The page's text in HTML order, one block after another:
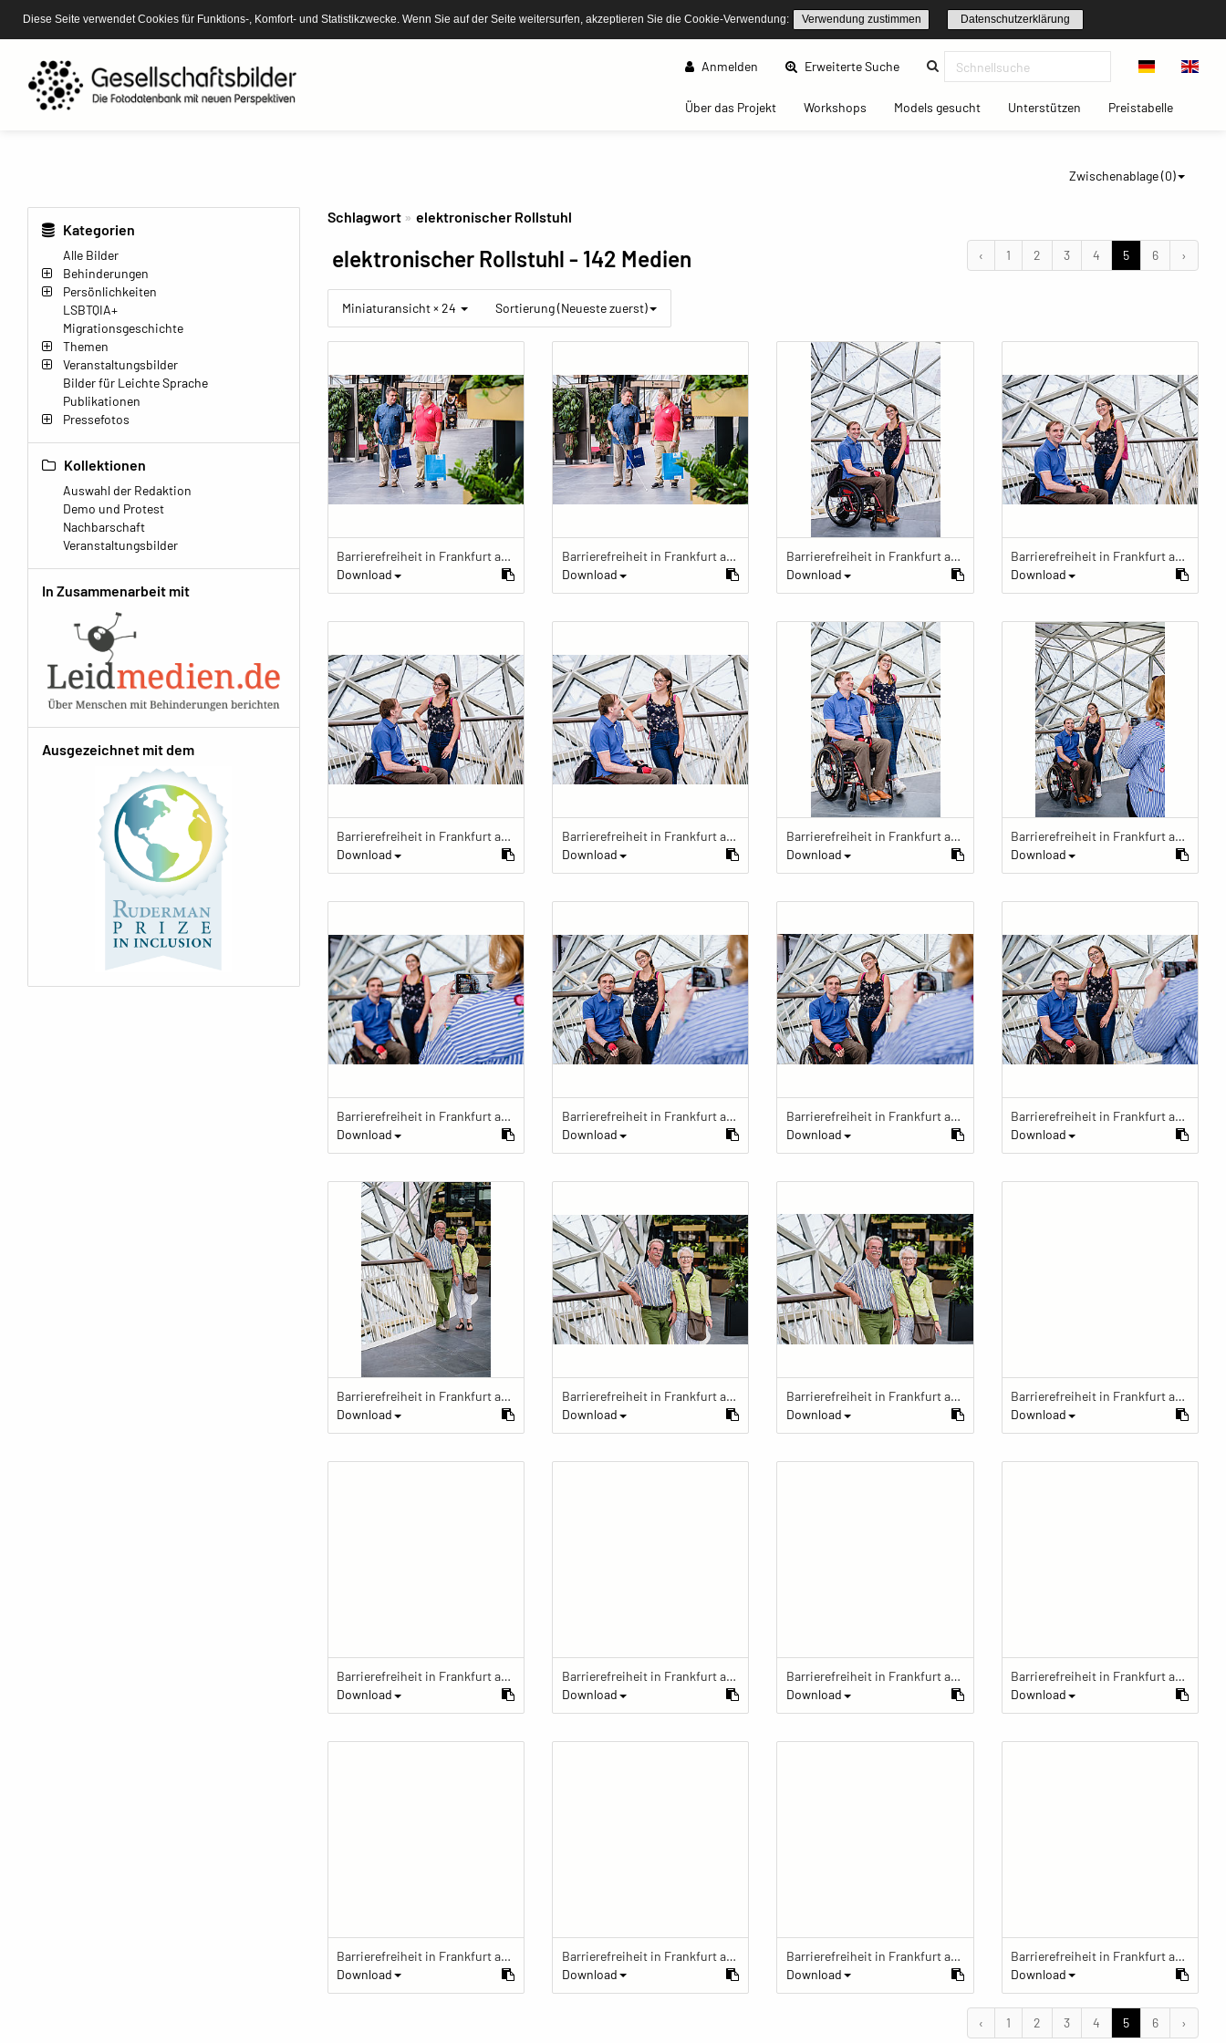
Diese Seite verwendet Cookies für Funktions-, Komfort- und Statistikzwecke. Wenn Sie auf der Seite weitersurfen, akzeptieren Sie die Cookie-Verwendung: Verwendung zustimmen Datenschutzerklärung
Anmelden Erweiterte Suche(current)
Über das Projekt(current)Workshops(current)Models gesucht(current)Unterstützen(current)Preistabelle(current)
Zwischenablage (0)
Kategorien
Alle Bilder
Behinderungen
Persönlichkeiten
LSBTQIA+
Migrationsgeschichte
Themen
Veranstaltungsbilder
Bilder für Leichte Sprache
Publikationen
Pressefotos
Kollektionen
Auswahl der Redaktion
Demo und Protest
Nachbarschaft
Veranstaltungsbilder
In Zusammenarbeit mit
Ausgezeichnet mit dem
Schlagwort elektronischer Rollstuhl
elektronischer Rollstuhl - 142 Medien ‹ 1 2 3 4 5 6 ›
Miniaturansicht × 24 Sortierung (Neueste zuerst)
Barrierefreiheit in Frankfurt am Main
Download
Barrierefreiheit in Frankfurt am Main
Download
Barrierefreiheit in Frankfurt am Main
Download
Barrierefreiheit in Frankfurt am Main
Download
Barrierefreiheit in Frankfurt am Main
Download
Barrierefreiheit in Frankfurt am Main
Download
Barrierefreiheit in Frankfurt am Main
Download
Barrierefreiheit in Frankfurt am Main
Download
Barrierefreiheit in Frankfurt am Main
Download
Barrierefreiheit in Frankfurt am Main
Download
Barrierefreiheit in Frankfurt am Main
Download
Barrierefreiheit in Frankfurt am Main
Download
Barrierefreiheit in Frankfurt am Main
Download
Barrierefreiheit in Frankfurt am Main
Download
Barrierefreiheit in Frankfurt am Main
Download
Barrierefreiheit in Frankfurt am Main
Download
Barrierefreiheit in Frankfurt am Main
Download
Barrierefreiheit in Frankfurt am Main
Download
Barrierefreiheit in Frankfurt am Main
Download
Barrierefreiheit in Frankfurt am Main
Download
Barrierefreiheit in Frankfurt am Main
Download
Barrierefreiheit in Frankfurt am Main
Download
Barrierefreiheit in Frankfurt am Main
Download
Barrierefreiheit in Frankfurt am Main
Download
‹ 1 2 3 4 5 6 ›